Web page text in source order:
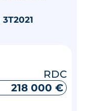
3T2021
RDC
218 000 €